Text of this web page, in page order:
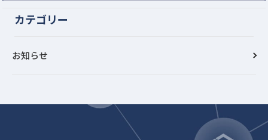
カテゴリー
お知らせ